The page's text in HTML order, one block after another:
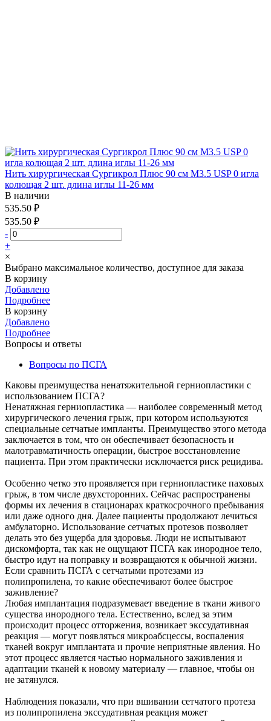
Нить хирургическая Сургикрол Плюс 90 см М3.5 USP 0 игла
колющая 2 шт. длина иглы 11-26 мм
В наличии
535.50 ₽
535.50 ₽
-
+
×
Выбрано максимальное количество, доступное для заказа
В корзину
Добавлено
Подробнее
В корзину
Добавлено
Подробнее
Вопросы и ответы
Вопросы по ПСГА
Каковы преимущества ненатяжительной герниопластики с
использованием ПСГА?
Ненатяжная герниопластика — наиболее современный метод
хирургического лечения грыж, при котором используются
специальные сетчатые импланты. Преимущество этого метода
заключается в том, что он обеспечивает безопасность и
малотравматичность операции, быстрое восстановление
пациента. При этом практически исключается риск рецидива.
Особенно четко это проявляется при герниопластике паховых
грыж, в том числе двухсторонних. Сейчас распространены
формы их лечения в стационарах краткосрочного пребывания
или даже одного дня. Далее пациенты продолжают лечиться
амбулаторно. Использование сетчатых протезов позволяет
делать это без ущерба для здоровья. Люди не испытывают
дискомфорта, так как не ощущают ПСГА как инородное тело,
быстро идут на поправку и возвращаются к обычной жизни.
Если сравнить ПСГА с сетчатыми протезами из
полипропилена, то какие обеспечивают более быстрое
заживление?
Любая имплантация подразумевает введение в ткани живого
существа инородного тела. Естественно, вслед за этим
происходит процесс отторжения, возникает экссудативная
реакция — могут появляться микроабсцессы, воспаления
тканей вокруг имплантата и прочие неприятные явления. Но
этот процесс является частью нормального заживления и
адаптации тканей к новому материалу — главное, чтобы он
не затянулся.
Наблюдения показали, что при вшивании сетчатого протеза
из полипропилена экссудативная реакция может